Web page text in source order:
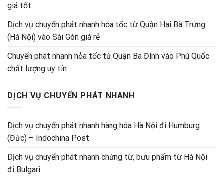
giá tốt
Dịch vụ chuyển phát nhanh hỏa tốc từ Quận Hai Bà Trưng
(Hà Nội) vào Sài Gòn giá rẻ
Chuyển phát nhanh hỏa tốc từ Quận Ba Đình vào Phú Quốc
chất lượng uy tín
DỊCH VỤ CHUYỂN PHÁT NHANH
Dịch vụ chuyển phát nhanh hàng hóa Hà Nội đi Humburg
(Đức) – Indochina Post
Dịch vụ chuyển phát nhanh chứng từ, bưu phẩm từ Hà Nội
đi Bulgari